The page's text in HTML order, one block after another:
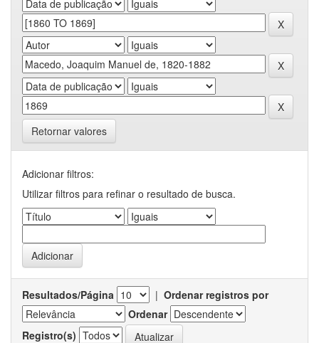
Retornar valores
Adicionar filtros:
Utilizar filtros para refinar o resultado de busca.
Resultados/Página | Ordenar registros por
Ordenar
Registro(s)